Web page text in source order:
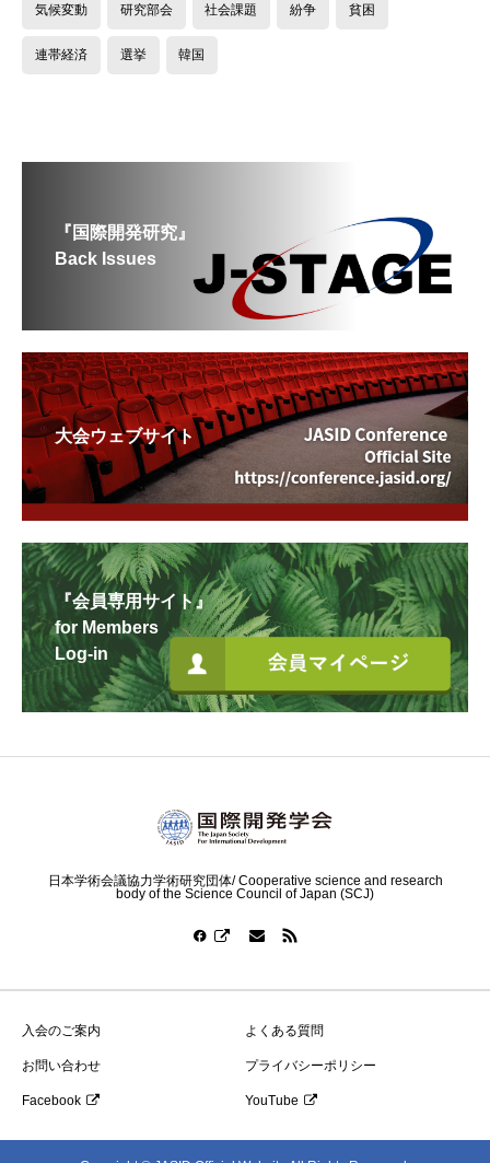
気候変動 研究部会 社会課題 紛争 貧困
連帯経済 選挙 韓国
『国際開発研究』
Back Issues
大会ウェブサイト
『会員専用サイト』
for Members
Log-in
日本学術会議協力学術研究団体/ Cooperative science and research
body of the Science Council of Japan (SCJ)
入会のご案内 よくある質問
お問い合わせ プライバシーポリシー
Facebook YouTube